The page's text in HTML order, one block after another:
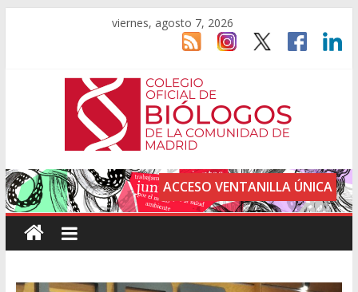
viernes, agosto 7, 2026
ACCESO VENTANILLA ÚNICA